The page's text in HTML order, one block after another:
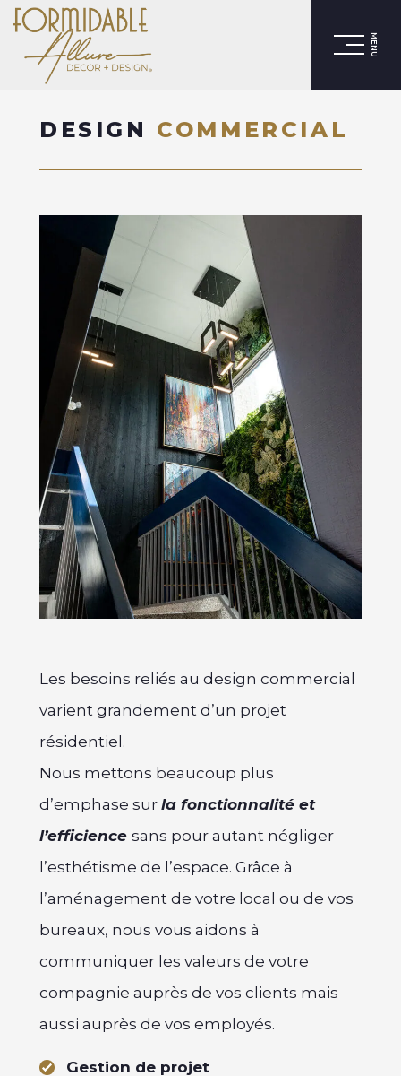
MENU
DESIGN COMMERCIAL
Les besoins reliés au design commercial
varient grandement d’un projet
résidentiel.
Nous mettons beaucoup plus
d’emphase sur la fonctionnalité et
l’efficience sans pour autant négliger
l’esthétisme de l’espace. Grâce à
l’aménagement de votre local ou de vos
bureaux, nous vous aidons à
communiquer les valeurs de votre
compagnie auprès de vos clients mais
aussi auprès de vos employés.
Gestion de projet